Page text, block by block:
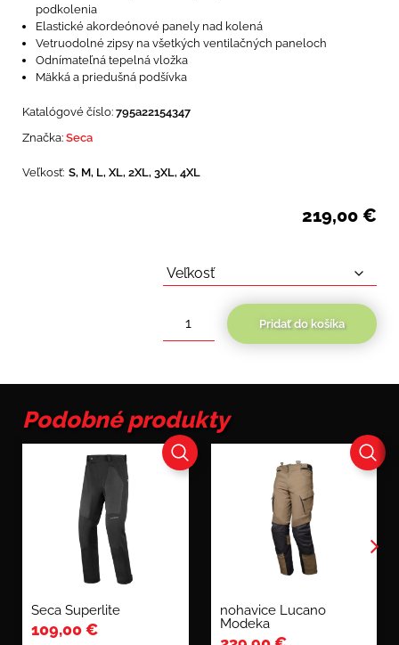
podkolenia
Elastické akordeónové panely nad kolená
Vetruodolné zipsy na všetkých ventilačných paneloch
Odnímateľná tepelná vložka
Mäkká a priedušná podšívka
Katalógové číslo: 795a22154347
Značka: Seca
Veľkosť: S, M, L, XL, 2XL, 3XL, 4XL
219,00 €
množstvo
III
Pridať do košíka
Podobné produkty
Seca Superlite
109,00€
nohavice Lucano
Modeka